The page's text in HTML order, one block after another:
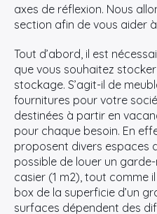
axes de réflexion. Nous
section afin de vous aider
Tout d’abord, il est
que vous souhaitez
stockage. S’agit-il de
fournitures pour votre
destinées à partir en
pour chaque besoin. En
proposent divers espaces
possible de louer un
casier (1 m2), tout comme
box de la superficie d’un
surfaces dépendent des